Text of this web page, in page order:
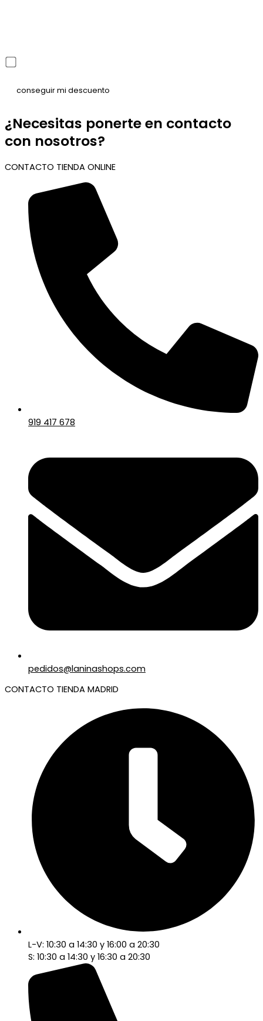
¿Necesitas ponerte en contacto
con nosotros?
CONTACTO TIENDA ONLINE
919 417 678
pedidos@laninashops.com
CONTACTO TIENDA MADRID
L-V: 10:30 a 14:30 y 16:00 a 20:30
S: 10:30 a 14:30 y 16:30 a 20:30